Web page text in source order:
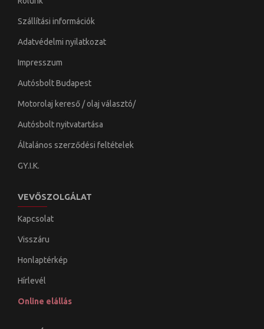
Szállítási információk
Adatvédelmi nyilatkozat
Impresszum
Autósbolt Budapest
Motorolaj kereső / olaj választó/
Autósbolt nyitvatartása
Általános szerződési feltételek
GY.I.K.
VEVŐSZOLGÁLAT
Kapcsolat
Visszáru
Honlaptérkép
Hírlevél
Online elállás